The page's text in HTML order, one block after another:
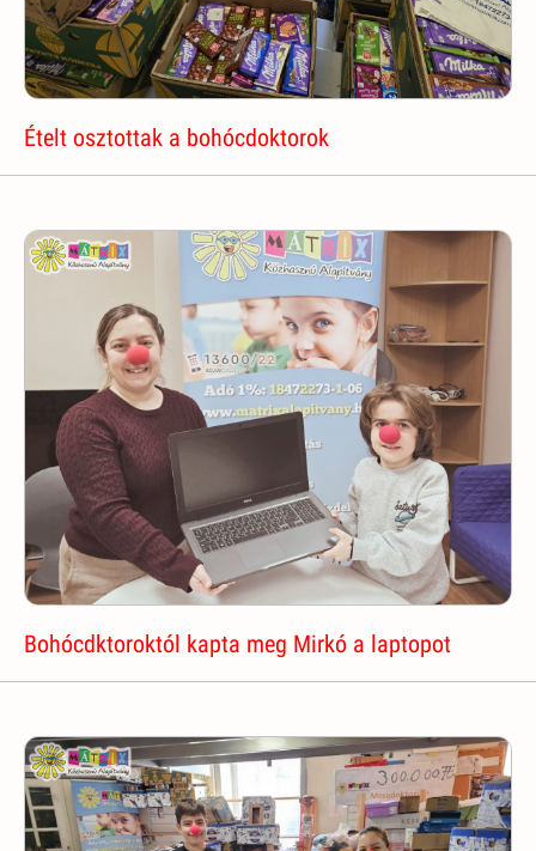
Ételt osztottak a bohócdoktorok
Bohócdktoroktól kapta meg Mirkó a laptopot